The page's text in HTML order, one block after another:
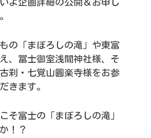
よ企画詳細の公開＆お申し
の「まぼろしの滝」や東富
、冨士御室浅間神社様、そ
刹・七覚山圓楽寺様をお参
きます。
そ富士の「まぼろしの滝」
！？